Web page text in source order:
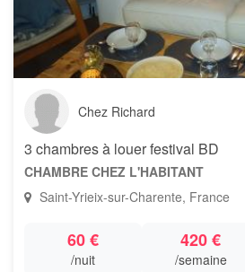
Chez Richard
3 chambres à louer festival BD
CHAMBRE CHEZ L'HABITANT
Saint-Yrieix-sur-Charente, France
60 €
/nuit
420 €
/semaine